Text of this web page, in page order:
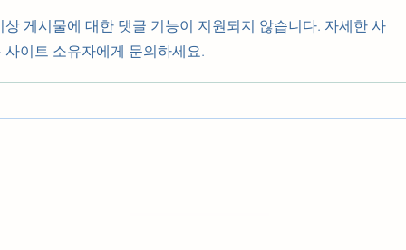
상 게시물에 대한 댓글 기능이 지원되지 않습니다. 자세한 사
사이트 소유자에게 문의하세요.